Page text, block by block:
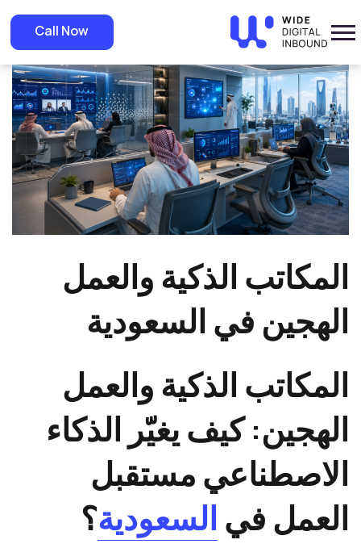
Call Now Home Blog
» المكاتب الذكية والعمل الهجين في السعودية
المكاتب الذكية والعمل
الهجين في السعودية
المكاتب الذكية والعمل
الهجين: كيف يغيّر الذكاء
الاصطناعي مستقبل
العمل في السعودية؟